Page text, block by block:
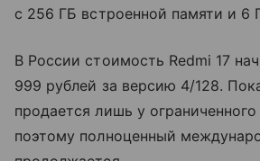
с 256 ГБ встроенной памяти и 6
В России стоимость Redmi 17
999 рублей за версию 4/128.
продается лишь у
поэтому полноценный